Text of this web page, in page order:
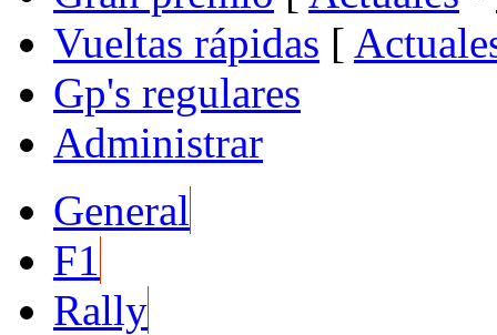
Vueltas rápidas [
Gp's regulares
Administrar
General
F1
Rally